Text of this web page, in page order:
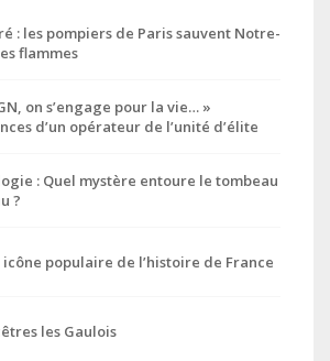
: les pompiers de Paris sauvent Notre-
flammes
on s’engage pour la vie… »
d’un opérateur de l’unité d’élite
: Quel mystère entoure le tombeau
?
populaire de l’histoire de France
les Gaulois